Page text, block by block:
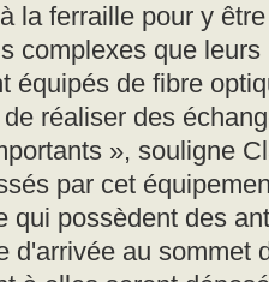
la ferraille pour y
complexes que
équipés de fibre
réaliser des
», souligne
par cet
qui possèdent des
d'arrivée au sommet